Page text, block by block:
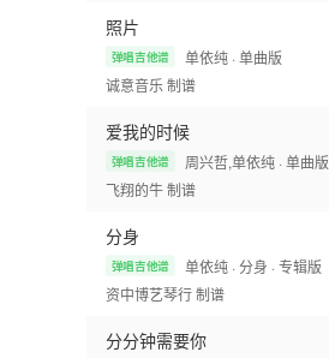
照片
弹唱吉他谱 单依纯 · 单曲版
诚意音乐 制谱
爱我的时候
弹唱吉他谱 周兴哲,单依纯 · 单曲版
飞翔的牛制谱
分身
弹唱吉他谱 单依纯 · 分身 · 专辑版
资中博艺琴行制谱
分分钟需要你